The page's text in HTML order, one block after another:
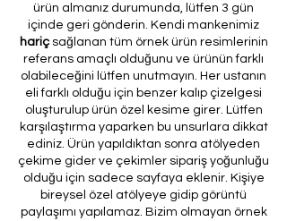
ürün almanız durumunda, lütfen 3 gün
içinde geri gönderin. Kendi mankenimiz
hariçsağlanan tüm örnek ürün resimlerinin
referans amaçlı olduğunu ve ürünün farklı
olabileceğini lütfen unutmayın. Her ustanın
eli farklı olduğu için benzer kalıp çizelgesi
oluşturulup ürün özel kesime girer. Lütfen
karşılaştırma yaparken bu unsurlara dikkat
ediniz. Ürün yapıldıktan sonra atölyeden
çekime gider ve çekimler sipariş yoğunluğu
olduğu için sadece sayfaya eklenir. Kişiye
bireysel özel atölyeye gidip görüntü
paylaşımı yapılamaz. Bizim olmayan örnek